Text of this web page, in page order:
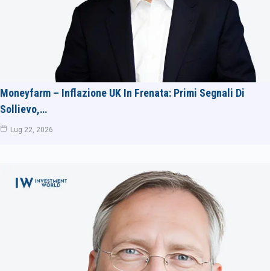
Moneyfarm – Inflazione UK In Frenata: Primi Segnali Di
Sollievo,…
Lug 22, 2026